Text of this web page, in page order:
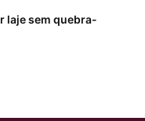
laje sem quebra-